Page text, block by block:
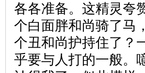
各各准备。这精灵夸
个白面胖和尚骑了马
个丑和尚护持住了？
乎要与人打的一般。